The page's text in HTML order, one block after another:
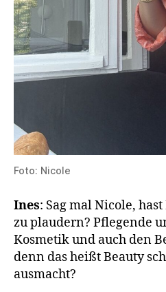
Foto: Nicole
Ines: Sag mal Nicole,
zu plaudern? Pflegende
Kosmetik und auch den
denn das heißt Beauty
ausmacht?